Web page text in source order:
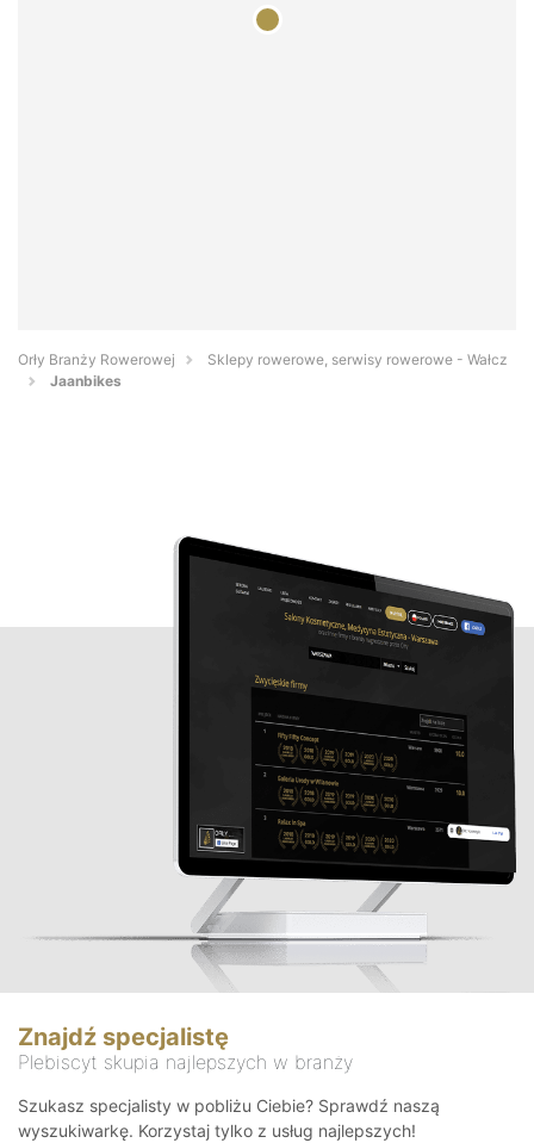
Orły Branży Rowerowej
Sklepy rowerowe, serwisy rowerowe - Wałcz
Jaanbikes
Znajdź specjalistę
Plebiscyt skupia najlepszych w branży
Szukasz specjalisty w pobliżu Ciebie? Sprawdź naszą
wyszukiwarkę. Korzystaj tylko z usług najlepszych!